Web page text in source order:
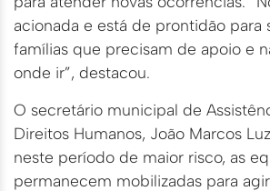
acionada e está de prontidão para
famílias que precisam de apoio e
onde ir”, destacou.
O secretário municipal de
Direitos Humanos, João Marcos
neste período de maior risco, as
permanecem mobilizadas para